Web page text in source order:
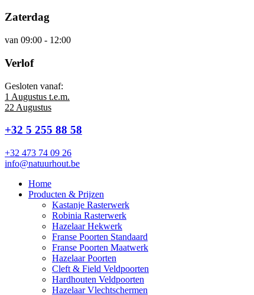
Zaterdag
van 09:00 - 12:00
Verlof
Gesloten vanaf:
1 Augustus t.e.m.
22 Augustus
+32 5 255 88 58
+32 473 74 09 26
info@natuurhout.be
Home
Producten & Prijzen
Kastanje Rasterwerk
Robinia Rasterwerk
Hazelaar Hekwerk
Franse Poorten Standaard
Franse Poorten Maatwerk
Hazelaar Poorten
Cleft & Field Veldpoorten
Hardhouten Veldpoorten
Hazelaar Vlechtschermen